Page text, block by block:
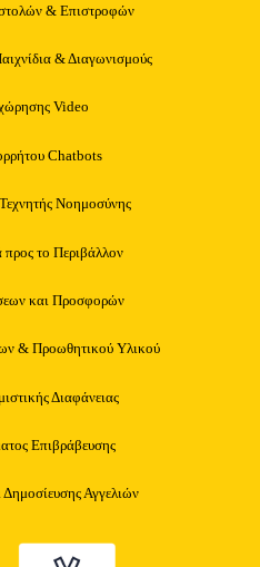
& Επιστροφών
& Διαγωνισμούς
Video
Chatbots
Νοημοσύνης
το Περιβάλλον
και Προσφορών
& Προωθητικού Υλικού
Διαφάνειας
Επιβράβευσης
Αγγελιών